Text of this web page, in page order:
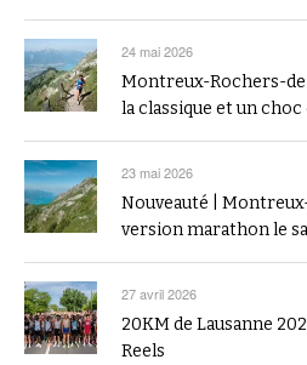
24 mai 2026
Montreux-Rochers-
la classique et un
23 mai 2026
Nouveauté |
version marathon le
27 avril 2026
20KM de Lausanne
Reels